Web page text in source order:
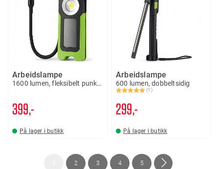
Arbeidslampe
1600 lumen, fleksibelt punktlys
399,-
På lager i butikk
Arbeidslampe
600 lumen, dobbeltsidig
Karakter:
(1)
5.0 av 5 mulige
299,-
På lager i butikk
You're Side
2 Side
3 Side
4 Side
5 Side
Neste